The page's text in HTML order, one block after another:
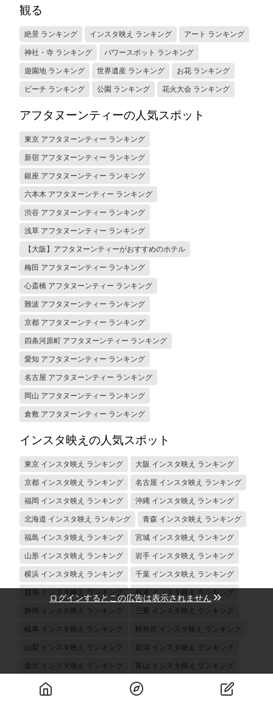
観る
絶景 ランキング インスタ映え ランキング アート ランキング
神社・寺 ランキング パワースポット ランキング
遊園地 ランキング 世界遺産 ランキング お花 ランキング
ビーチ ランキング 公園 ランキング 花火大会 ランキング
アフタヌーンティーの人気スポット
東京 アフタヌーンティー ランキング
新宿 アフタヌーンティー ランキング
銀座 アフタヌーンティー ランキング
六本木 アフタヌーンティー ランキング
渋谷 アフタヌーンティー ランキング
浅草 アフタヌーンティー ランキング
【大阪】アフタヌーンティーがおすすめのホテル
梅田 アフタヌーンティー ランキング
心斎橋 アフタヌーンティー ランキング
難波 アフタヌーンティー ランキング
京都 アフタヌーンティー ランキング
四条河原町 アフタヌーンティー ランキング
愛知 アフタヌーンティー ランキング
名古屋 アフタヌーンティー ランキング
岡山 アフタヌーンティー ランキング
倉敷 アフタヌーンティー ランキング
インスタ映えの人気スポット
東京 インスタ映え ランキング 大阪 インスタ映え ランキング
京都 インスタ映え ランキング 名古屋 インスタ映え ランキング
福岡 インスタ映え ランキング 沖縄 インスタ映え ランキング
北海道 インスタ映え ランキング 青森 インスタ映え ランキング
福島 インスタ映え ランキング 宮城 インスタ映え ランキング
山形 インスタ映え ランキング 岩手 インスタ映え ランキング
横浜 インスタ映え ランキング 千葉 インスタ映え ランキング
群馬 インスタ映え ランキング 栃木 インスタ映え ランキング
静岡 インスタ映え ランキング 三重 インスタ映え ランキング
岐阜 インスタ映え ランキング 軽井沢 インスタ映え ランキング
山梨 インスタ映え ランキング 新潟 インスタ映え ランキング
金沢 インスタ映え ランキング 富山 インスタ映え ランキング
神戸 インスタ映え ランキング 奈良 インスタ映え ランキング
ログインするとこの広告は表示されません